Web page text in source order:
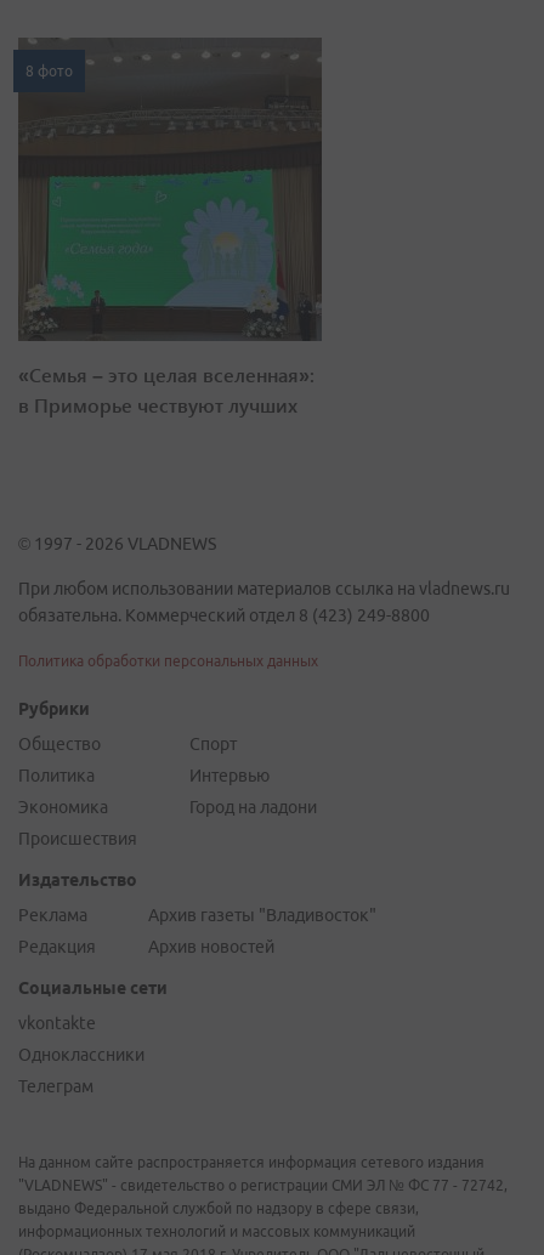
8 фото
«Семья – это целая вселенная»:
в Приморье чествуют лучших
© 1997 - 2026 VLADNEWS
При любом использовании материалов ссылка на vladnews.ru
обязательна. Коммерческий отдел 8 (423) 249-8800
Политика обработки персональных данных
Рубрики
Общество
Политика
Экономика
Происшествия
Спорт
Интервью
Город на ладони
Издательство
Реклама
Редакция
Архив газеты "Владивосток"
Архив новостей
Социальные сети
vkontakte
Одноклассники
Телеграм
На данном сайте распространяется информация сетевого издания
"VLADNEWS" - свидетельство о регистрации СМИ ЭЛ № ФС 77 - 72742,
выдано Федеральной службой по надзору в сфере связи,
информационных технологий и массовых коммуникаций